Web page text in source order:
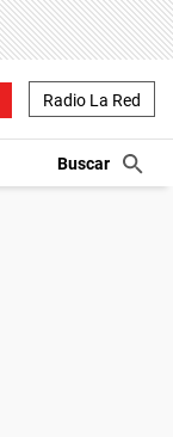
Radio La Red